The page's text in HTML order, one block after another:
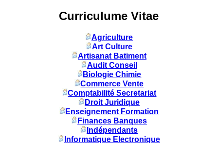
Curriculume Vitae
Agriculture
Art Culture
Artisanat Batiment
Audit Conseil
Biologie Chimie
Commerce Vente
Comptabilité Secretariat
Droit Juridique
Enseignement Formation
Finances Banques
Indépendants
Informatique Electronique